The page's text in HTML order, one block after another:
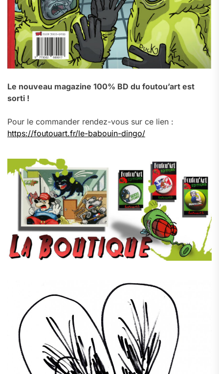
Le nouveau magazine 100% BD du foutou’art est
sorti !
Pour le commander rendez-vous sur ce lien :
https://foutouart.fr/le-babouin-dingo/